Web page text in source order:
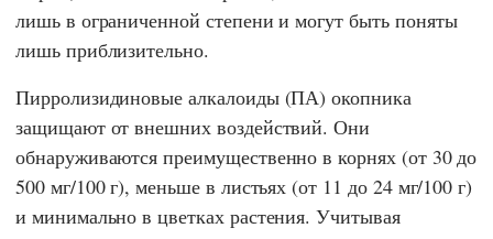
лишь в ограниченной степени и могут быть поняты
лишь приблизительно.
Пирролизидиновые алкалоиды (ПА) окопника
защищают от внешних воздействий. Они
обнаруживаются преимущественно в корнях (от 30 до
500 мг/100 г), меньше в листьях (от 11 до 24 мг/100 г)
и минимально в цветках растения. Учитывая